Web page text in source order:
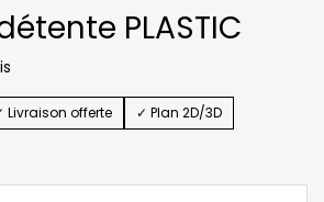
PLASTIC
Livraison offerte
✓ Plan 2D/3D